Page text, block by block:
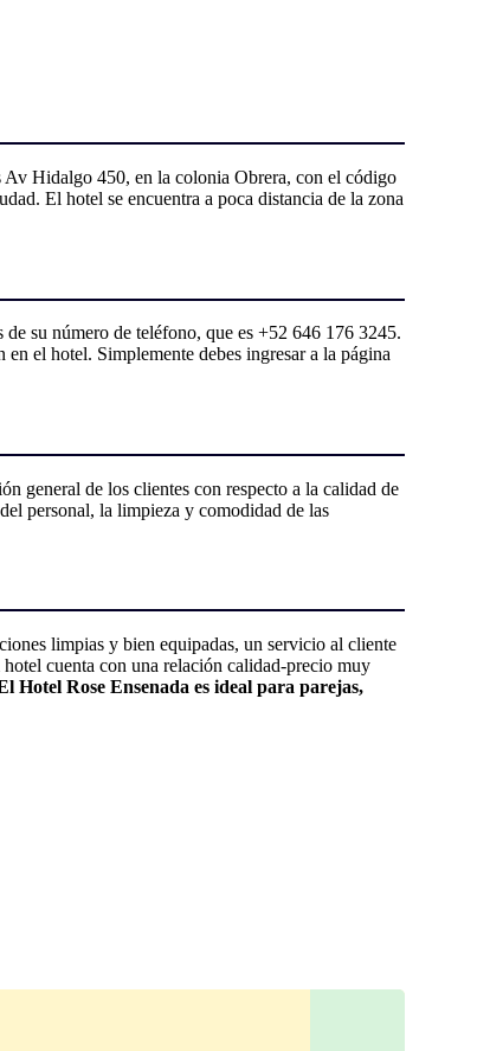
Av Hidalgo 450, en la colonia Obrera, con el código
El hotel se encuentra a poca distancia de la zona
su número de teléfono, que es +52 646 176 3245.
el hotel. Simplemente debes ingresar a la página
general de los clientes con respecto a la calidad de
personal, la limpieza y comodidad de las
limpias y bien equipadas, un servicio al cliente
cuenta con una relación calidad-precio muy
Hotel Rose Ensenada es ideal para parejas,